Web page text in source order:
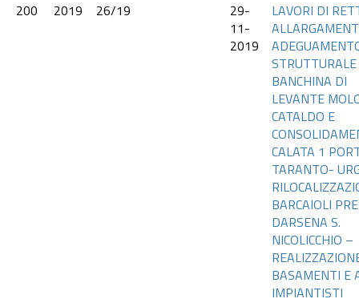
200
2019 26/19
29-
11-
2019
LAVORI DI
STRUTTURALE
BANCHINA DI
LEVANTE
CATALDO E
CALATA 1
TARANTO-
BARCAIOLI
DARSENA S.
NICOLICCHIO –
BASAMENTI E
IMPIANTISTI